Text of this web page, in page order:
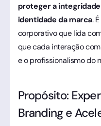
proteger a
identidade da marca.
corporativo que lida
que cada interação
e o profissionalismo do
Propósito:
Branding e